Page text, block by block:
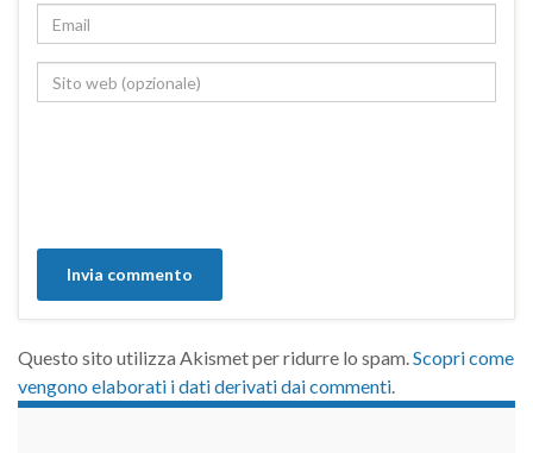
Questo sito utilizza Akismet per ridurre lo spam.Scopri come
vengono elaborati i dati derivati dai commenti.